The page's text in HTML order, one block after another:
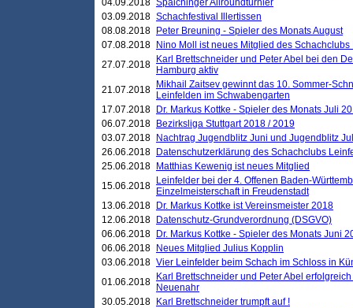
04.09.2018 Spaichinger Allroundturnier
03.09.2018 Schachfestival Illertissen
08.08.2018
Peter Breuning - Spieler des Monats August
07.08.2018
Nino Moll ist neues Mitglied des
27.07.2018
Karl Brettschneider und Peter Abel bei den
Hamburg aktiv
21.07.2018
Mikhail Zaitsev gewinnt das 10. Sommer-
Leinfelden im Schwabengarten
17.07.2018
Dr. Markus Kottke - Spieler des Monats Juli
06.07.2018
Bezirksliga Stuttgart 2018 / 2019
03.07.2018
Nachtrag Jugendblitz Juni und Jugendblitz
26.06.2018
Datenschutzerklärung des Schachclubs
25.06.2018
Matthias Kewenig ist neues Mitglied
15.06.2018
Leinfelder bei der 4. Offenen Baden-
Einzelmeisterschaft in Freudenstadt
13.06.2018
Dr. Markus Kottke ist Vereinsmeister 2018
12.06.2018
Datenschutz-Grundverordnung (DSGVO)
06.06.2018
Dr. Markus Kottke - Spieler des Monats Juni
06.06.2018
Neues Mitglied Julius Kopplin
03.06.2018 Vier Leinfelder beim Schach im Schloss in
01.06.2018
Karl Brettschneider und Peter Abel
Neuenahr
30.05.2018
Karl Brettschneider trumpft auf !